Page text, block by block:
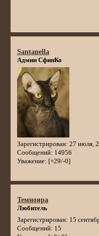
Santanella
Админ СфинКо
Зарегистрирован: 27 июля,
Сообщений: 14956
Уважение: [+29/-0]
Темнояра
Любитель
Зарегистрирован: 15
Сообщений: 15